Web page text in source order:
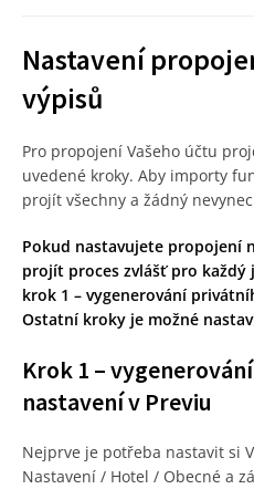
Nastavení
výpisů
Pro propojení Vašeho účtu
uvedené kroky. Aby importy
projít všechny a žádný
Pokud nastavujete propojení
projít proces zvlášť pro každý
krok 1 – vygenerování
Ostatní kroky je možné
Krok 1 –
nastavení v Previu
Nejprve je potřeba nastavit si
Nastavení / Hotel / Obecné a